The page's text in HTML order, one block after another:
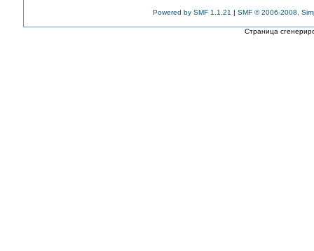
Powered by SMF 1.1.21 | SMF © 2006-2008,
Страница